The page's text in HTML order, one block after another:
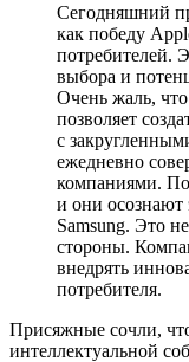
Сегодняшний
как победу
потребителей.
выбора и
Очень жаль,
позволяет
с
ежедневно
компаниями.
и они осознают
Samsung. Это
стороны.
внедрять
потребителя.
Присяжные сочли,
интеллектуальной